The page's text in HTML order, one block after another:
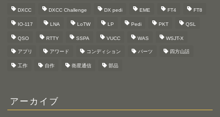
DXCC DXCC Challenge DX pedi EME FT4 FT8
IO-117 LNA LoTW LP Pedi PKT QSL
QSO RTTY SSPA VUCC WAS WSJT-X
アプリ アワード コンディション パーツ 四方山話
工作 自作 衛星通信 部品
アーカイブ